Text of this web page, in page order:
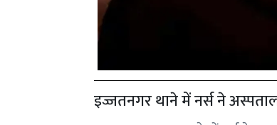
इज्जतनगर थाने में नर्स ने